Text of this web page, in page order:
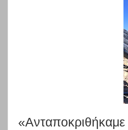
«Ανταποκριθήκαμε